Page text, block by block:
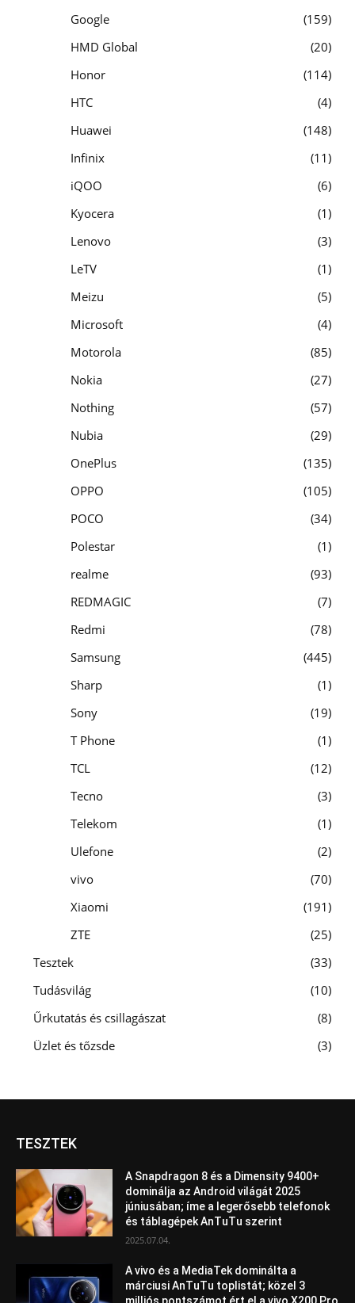
Google
159
HMD Global
20
Honor
114
HTC
4
Huawei
148
Infinix
11
iQOO
6
Kyocera
1
Lenovo
3
LeTV
1
Meizu
5
Microsoft
4
Motorola
85
Nokia
27
Nothing
57
Nubia
29
OnePlus
135
OPPO
105
POCO
34
Polestar
1
realme
93
REDMAGIC
7
Redmi
78
Samsung
445
Sharp
1
Sony
19
T Phone
1
TCL
12
Tecno
3
Telekom
1
Ulefone
2
vivo
70
Xiaomi
191
ZTE
25
Tesztek
33
Tudásvilág
10
Űrkutatás és csillagászat
8
Üzlet és tőzsde
3
TESZTEK
A Snapdragon 8 és a Dimensity 9400+
dominálja az Android világát 2025
júniusában; íme a legerősebb telefonok
és táblagépek AnTuTu szerint
2025.07.04.
A vivo és a MediaTek dominálta a
márciusi AnTuTu toplistát; közel 3
milliós pontszámot ért el a vivo X200 Pro